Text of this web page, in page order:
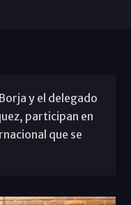
y el delegado
participan en
que se